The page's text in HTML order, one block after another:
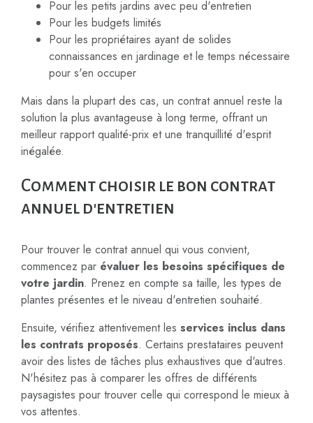
Pour les petits jardins avec peu d'entretien
Pour les budgets limités
Pour les propriétaires ayant de solides
connaissances en jardinage et le temps nécessaire
pour s'en occuper
Mais dans la plupart des cas, un contrat annuel reste la
solution la plus avantageuse à long terme, offrant un
meilleur rapport qualité-prix et une tranquillité d'esprit
inégalée.
Comment choisir le bon contrat
annuel d'entretien
Pour trouver le contrat annuel qui vous convient,
commencez par évaluer les besoins spécifiques de
votre jardin. Prenez en compte sa taille, les types de
plantes présentes et le niveau d'entretien souhaité.
Ensuite, vérifiez attentivement les services inclus dans
les contrats proposés. Certains prestataires peuvent
avoir des listes de tâches plus exhaustives que d'autres.
N'hésitez pas à comparer les offres de différents
paysagistes pour trouver celle qui correspond le mieux à
vos attentes.